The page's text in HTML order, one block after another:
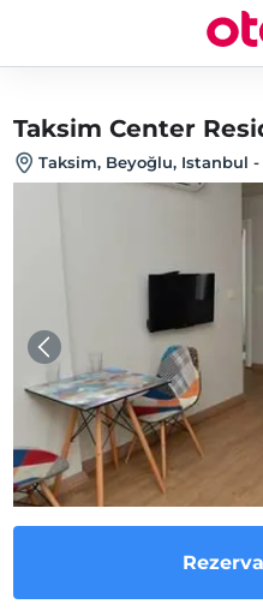
Taksim Center
Taksim, Beyoğlu, Istanbul -